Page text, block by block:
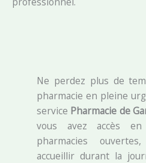
Ne perdez plus de
pharmacie en pleine
service Pharmacie de
vous avez accès
pharmacies
accueillir durant la